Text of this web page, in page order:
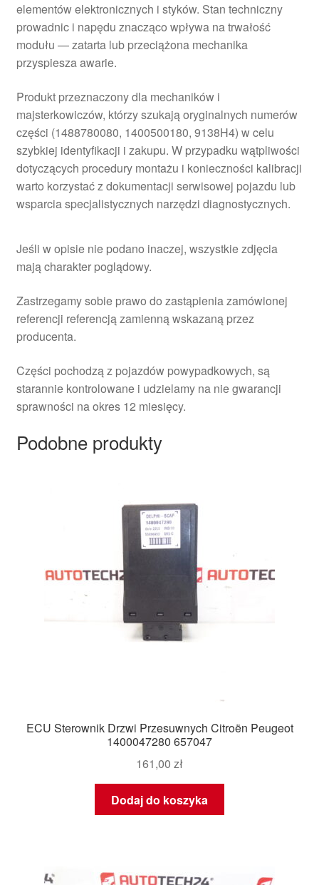
elementów elektronicznych i styków. Stan techniczny
prowadnic i napędu znacząco wpływa na trwałość
modułu — zatarta lub przeciążona mechanika
przyspiesza awarie.
Produkt przeznaczony dla mechaników i
majsterkowiczów, którzy szukają oryginalnych numerów
części (1488780080, 1400500180, 9138H4) w celu
szybkiej identyfikacji i zakupu. W przypadku wątpliwości
dotyczących procedury montażu i konieczności kalibracji
warto korzystać z dokumentacji serwisowej pojazdu lub
wsparcia specjalistycznych narzędzi diagnostycznych.
Jeśli w opisie nie podano inaczej, wszystkie zdjęcia
mają charakter poglądowy.
Zastrzegamy sobie prawo do zastąpienia zamówionej
referencji referencją zamienną wskazaną przez
producenta.
Części pochodzą z pojazdów powypadkowych, są
starannie kontrolowane i udzielamy na nie gwarancji
sprawności na okres 12 miesięcy.
Podobne produkty
ECU Sterownik Drzwi Przesuwnych Citroën Peugeot
1400047280 657047
161,00 zł
Dodaj do koszyka